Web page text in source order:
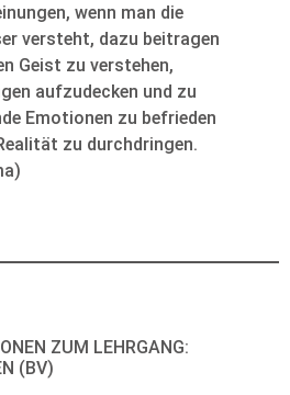
wenn man die
versteht, dazu beitragen
Geist zu verstehen,
aufzudecken und zu
Emotionen zu befrieden
zu durchdringen.
ZUM LEHRGANG:
(BV)